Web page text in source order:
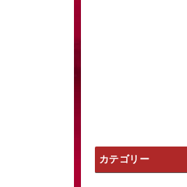
カテゴリー